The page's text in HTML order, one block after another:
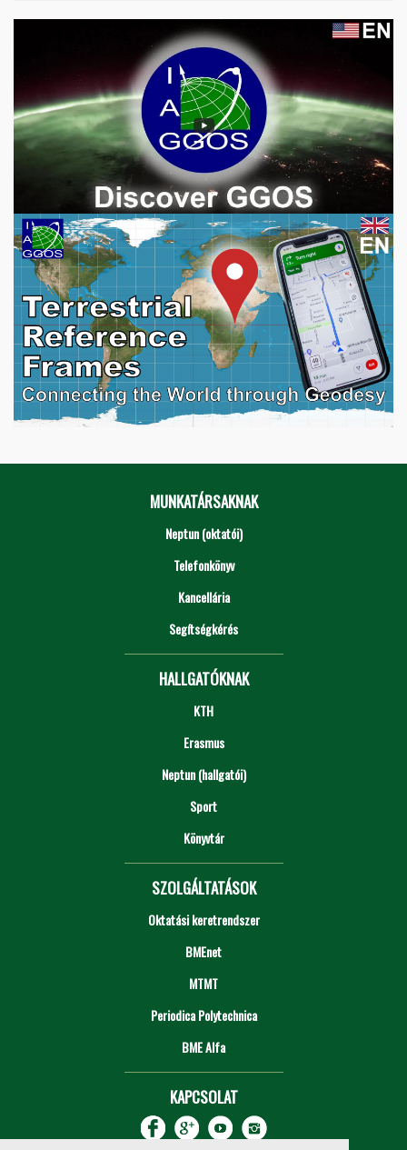
MUNKATÁRSAKNAK
Neptun (oktatói)
Telefonkönyv
Kancellária
Segítségkérés
HALLGATÓKNAK
KTH
Erasmus
Neptun (hallgatói)
Sport
Könyvtár
SZOLGÁLTATÁSOK
Oktatási keretrendszer
BMEnet
MTMT
Periodica Polytechnica
BME Alfa
KAPCSOLAT